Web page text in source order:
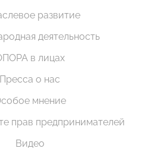
развитие
деятельность
в лицах
Пресса о нас
мнение
прав предпринимателей
Видео